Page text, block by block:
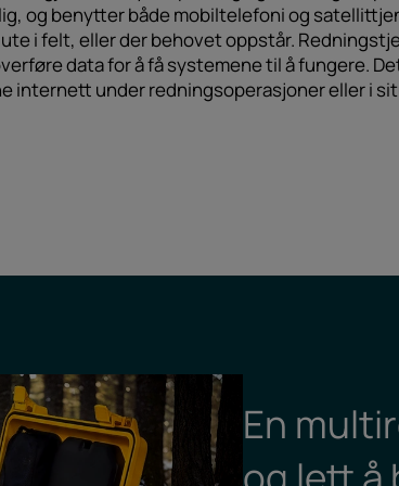
og benytter både mobiltelefoni og
i felt, eller der behovet oppstår.
data for å få systemene til å fungere.
internett under redningsoperasjoner eller i
En